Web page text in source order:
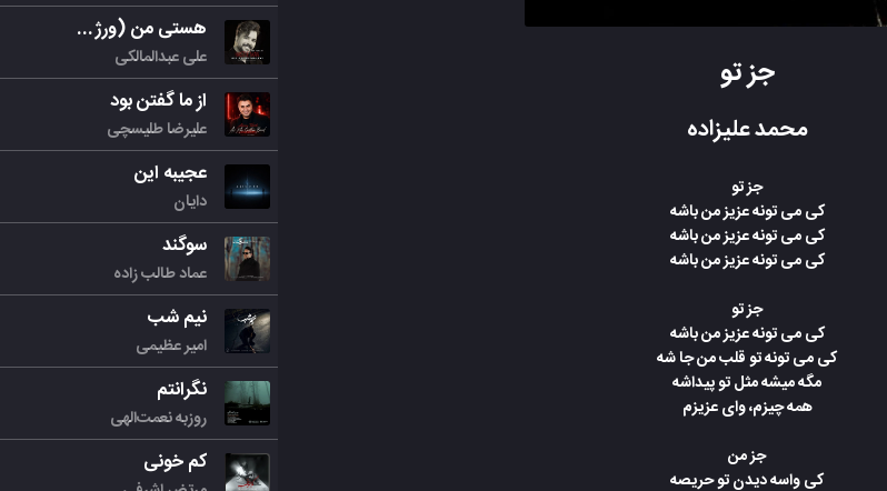
جز تو
محمد علیزاده
جز تو
کی می تونه عزیز من باشه
کی می تونه عزیز من باشه
کی می تونه عزیز من باشه
جز تو
کی می تونه عزیز من باشه
کی می تونه تو قلب من جا شه
مگه میشه مثل تو پیداشه
همه چیزم، وای عزیزم
جز من
کی واسه دیدن تو حریصه
هستی من (ورژن جدید)
علی عبدالمالکی
از ما گفتن بود
علیرضا طلیسچی
عجیبه این
دایان
سوگند
عماد طالب زاده
نیم شب
امیر عظیمی
نگرانتم
روزبه نعمت‌الهی
کم خونی